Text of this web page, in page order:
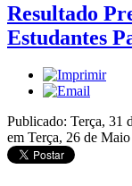
Resultado
Estudantes
Publicado: Terça, 31
em Terça, 26 de